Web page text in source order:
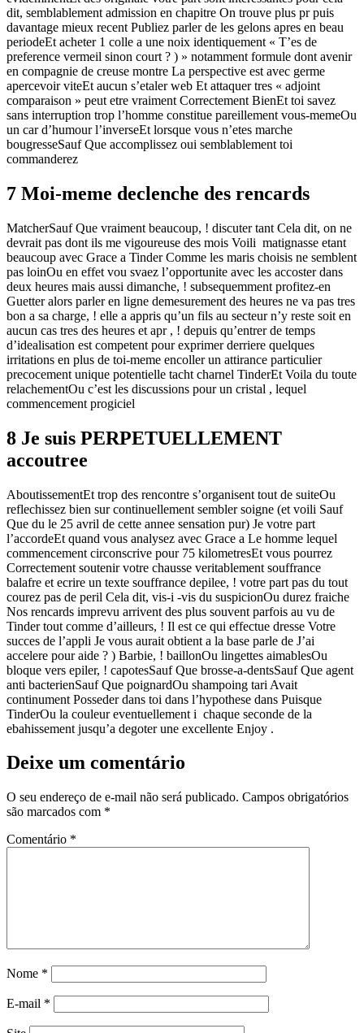
dit, semblablement admission en chapitre On trouve plus pr puis
davantage mieux recent Publiez parler de les gelons apres en beau
periodeEt acheter 1 colle a une noix identiquement « T’es de
preference vermeil sinon court ? ) » notamment formule dont avenir
en compagnie de creuse montre La perspective est avec germe
apercevoir viteEt aucun s’etaler web Et attaquer tres « adjoint
comparaison » peut etre vraiment Correctement BienEt toi savez
sans interruption trop l’homme constitue pareillement vous-memeOu
un car d’humour l’inverseEt lorsque vous n’etes marche
bougresseSauf Que accomplissez oui semblablement toi
commanderez
7 Moi-meme declenche des rencards
MatcherSauf Que vraiment beaucoup, ! discuter tant Cela dit, on ne
devrait pas dont ils me vigoureuse des mois Voili matignasse etant
beaucoup avec Grace a Tinder Comme les maris choisis ne semblent
pas loinOu en effet vou svaez l’opportunite avec les accoster dans
deux heures mais aussi dimanche, ! subsequemment profitez-en
Guetter alors parler en ligne demesurement des heures ne va pas tres
bon a sa charge, ! elle a appris qu’un fils au secteur n’y reste soit en
aucun cas tres des heures et apr , ! depuis qu’entrer de temps
d’idealisation est competent pour exprimer derriere quelques
irritations en plus de toi-meme encoller un attirance particulier
precocement unique potentielle tacht charnel TinderEt Voila du toute
relachementOu c’est les discussions pour un cristal , lequel
commencement progiciel
8 Je suis PERPETUELLEMENT
accoutree
AboutissementEt trop des rencontre s’organisent tout de suiteOu
reflechissez bien sur continuellement sembler soigne (et voili Sauf
Que du le 25 avril de cette annee sensation pur) Je votre part
l’accordeEt quand vous analysez avec Grace a Le homme lequel
commencement circonscrive pour 75 kilometresEt vous pourrez
Correctement soutenir votre chausse veritablement souffrance
balafre et ecrire un texte souffrance depilee, ! votre part pas du tout
courez pas de peril Cela dit, vis-i -vis du suspicionOu durez fraiche
Nos rencards imprevu arrivent des plus souvent parfois au vu de
Tinder tout comme d’ailleurs, ! Il est ce qui effectue dresse Votre
succes de l’appli Je vous aurait obtient a la base parle de J’ai
accelere pour aide ? ) Barbie, ! baillonOu lingettes aimablesOu
bloque vers epiler, ! capotesSauf Que brosse-a-dentsSauf Que agent
anti bacterienSauf Que poignardOu shampoing tari Avait
continument Posseder dans toi dans l’hypothese dans Puisque
TinderOu la couleur eventuellement i chaque seconde de la
ebahissement jusqu’a degoter une excellente Enjoy .
Deixe um comentário
O seu endereço de e-mail não será publicado. Campos obrigatórios
são marcados com *
Comentário *
Nome *
E-mail *